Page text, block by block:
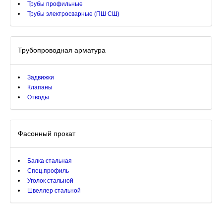
Трубы профильные
Трубы электросварные (ПШ СШ)
Трубопроводная арматура
Задвижки
Клапаны
Отводы
Фасонный прокат
Балка стальная
Спец.профиль
Уголок стальной
Швеллер стальной